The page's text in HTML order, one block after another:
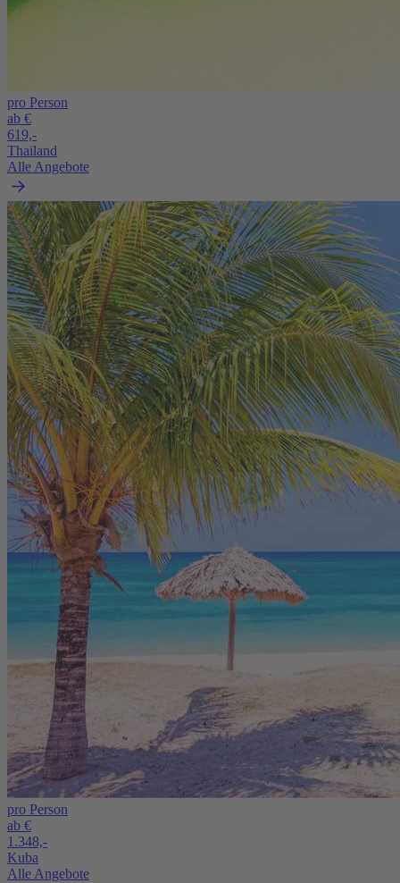
pro Person
ab €
619,-
Thailand
Alle Angebote
pro Person
ab €
1.348,-
Kuba
Alle Angebote